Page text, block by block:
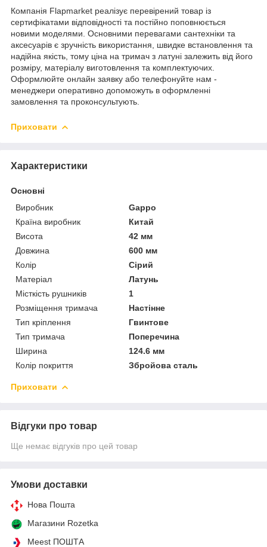
Компанія Flapmarket реалізує перевірений товар із
сертифікатами відповідності та постійно поповнюється
новими моделями. Основними перевагами сантехніки та
аксесуарів є зручність використання, швидке встановлення та
надійна якість, тому ціна на тримач з латуні залежить від його
розміру, матеріалу виготовлення та комплектуючих.
Оформлюйте онлайн заявку або телефонуйте нам -
менеджери оперативно допоможуть в оформленні
замовлення та проконсультують.
Приховати
Характеристики
Основні
Виробник
Gappo
Країна виробник
Китай
Висота
42 мм
Довжина
600 мм
Колір
Сірий
Матеріал
Латунь
Місткість рушників
1
Розміщення тримача
Настінне
Тип кріплення
Гвинтове
Тип тримача
Поперечина
Ширина
124.6 мм
Колір покриття
Збройова сталь
Приховати
Відгуки про товар
Ще немає відгуків про цей товар
Умови доставки
Нова Пошта
Магазини Rozetka
Meest ПОШТА